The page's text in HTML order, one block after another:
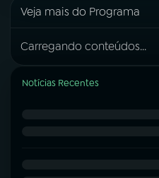
Veja mais do Programa
Carregando conteúdos...
Notícias Recentes